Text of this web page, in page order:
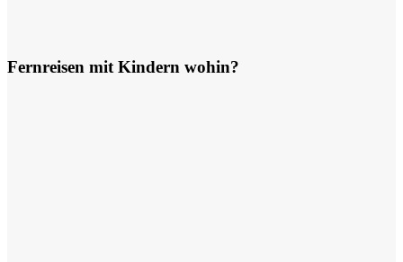
Fernreisen mit Kindern wohin?